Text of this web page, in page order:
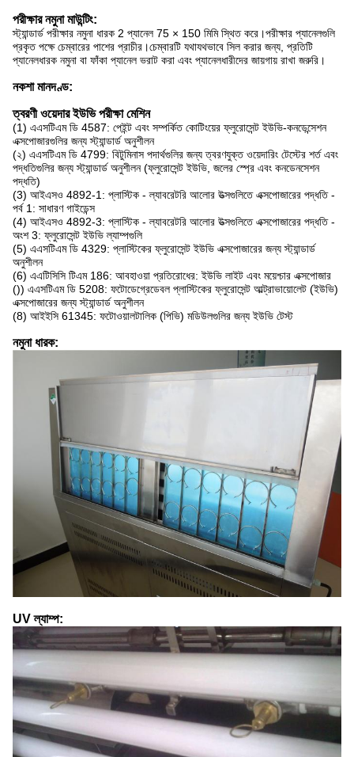
পরীক্ষার নমুনা মাউন্টিং:
স্ট্যান্ডার্ড পরীক্ষার নমুনা ধারক 2 প্যানেল 75 × 150 মিমি স্থিত করে।পরীক্ষার প্যানেলগুলি
প্রকৃত পক্ষে চেম্বারের পাশের প্রাচীর।চেম্বারটি যথাযথভাবে সিল করার জন্য, প্রতিটি
প্যানেলধারক নমুনা বা ফাঁকা প্যানেল ভরাট করা এবং প্যানেলধারীদের জায়গায় রাখা জরুরি।
নকশা মানদণ্ড:
ত্বরণী ওয়েদার ইউভি পরীক্ষা মেশিন
(1) এএসটিএম ডি 4587: পেইন্ট এবং সম্পর্কিত কোটিংয়ের ফ্লুরোসেন্ট ইউভি-কনডেন্সেশন
এক্সপোজারগুলির জন্য স্ট্যান্ডার্ড অনুশীলন
(২) এএসটিএম ডি 4799: বিটুমিনাস পদার্থগুলির জন্য ত্বরণযুক্ত ওয়েদারিং টেস্টের শর্ত এবং
পদ্ধতিগুলির জন্য স্ট্যান্ডার্ড অনুশীলন (ফ্লুরোসেন্ট ইউভি, জলের স্প্রে এবং কনডেনসেশন
পদ্ধতি)
(3) আইএসও 4892-1: প্লাস্টিক - ল্যাবরেটরি আলোর উত্সগুলিতে এক্সপোজারের পদ্ধতি -
পর্ব 1: সাধারণ গাইডেন্স
(4) আইএসও 4892-3: প্লাস্টিক - ল্যাবরেটরি আলোর উত্সগুলিতে এক্সপোজারের পদ্ধতি -
অংশ 3: ফ্লুরোসেন্ট ইউভি ল্যাম্পগুলি
(5) এএসটিএম ডি 4329: প্লাস্টিকের ফ্লুরোসেন্ট ইউভি এক্সপোজারের জন্য স্ট্যান্ডার্ড
অনুশীলন
(6) এএটিসিসি টিএম 186: আবহাওয়া প্রতিরোধের: ইউভি লাইট এবং ময়েশ্চার এক্সপোজার
()) এএসটিএম ডি 5208: ফটোডেগ্রেডেবল প্লাস্টিকের ফ্লুরোসেন্ট আল্ট্রাভায়োলেট (ইউভি)
এক্সপোজারের জন্য স্ট্যান্ডার্ড অনুশীলন
(8) আইইসি 61345: ফটোওয়ালটালিক (পিভি) মডিউলগুলির জন্য ইউভি টেস্ট
নমুনা ধারক:
UV ল্যাম্প: